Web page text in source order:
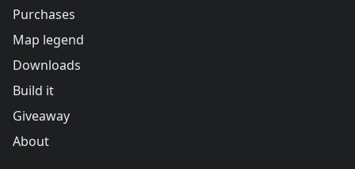
Purchases
Map legend
Downloads
Build it
Giveaway
About